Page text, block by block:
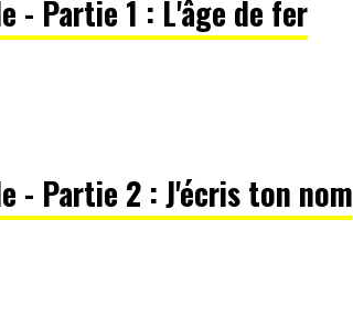
- Partie 1 : L'âge de fer
- Partie 2 : J'écris ton nom